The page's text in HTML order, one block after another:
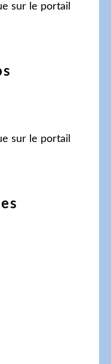
sur le portail
sur le portail